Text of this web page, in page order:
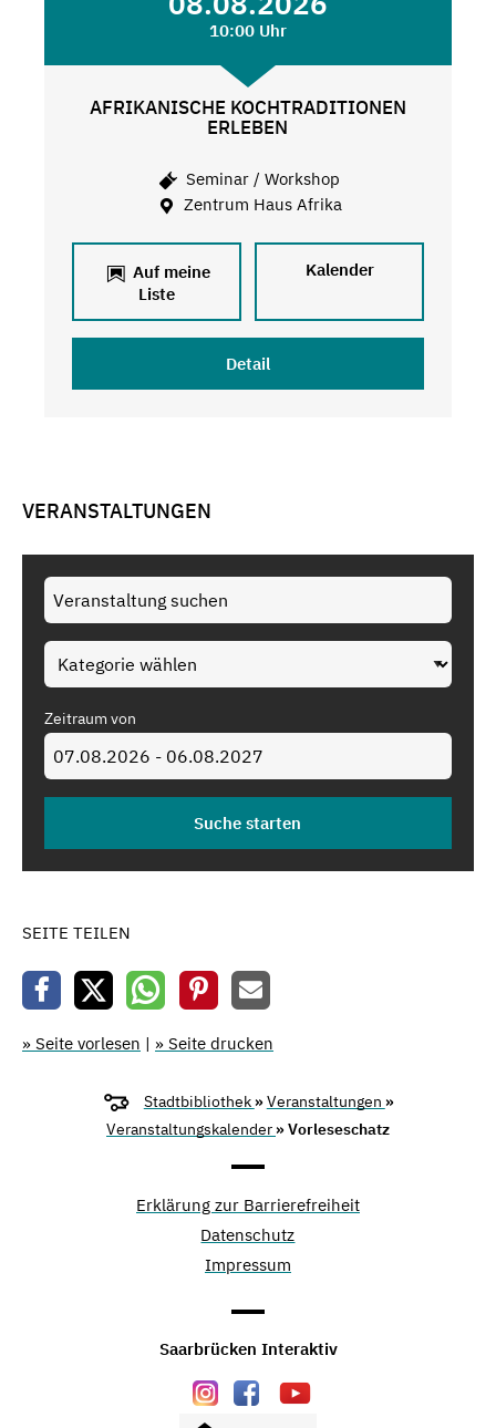
10:00 Uhr
AFRIKANISCHE KOCHTRADITIONEN
ERLEBEN
Seminar / Workshop
Zentrum Haus Afrika
Auf meine
Liste
Kalender
Detail
VERANSTALTUNGEN
Zeitraum von
SEITE TEILEN
» Seite vorlesen | » Seite drucken
Stadtbibliothek »Veranstaltungen »
Veranstaltungskalender » Vorleseschatz
Erklärung zur Barrierefreiheit
Datenschutz
Impressum
Saarbrücken Interaktiv